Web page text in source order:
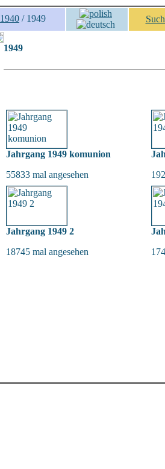
1940 / 1949
1949
Jahrgang 1949 komunion
55833 mal angesehen
Jahrgang 1949 2
18745 mal angesehen